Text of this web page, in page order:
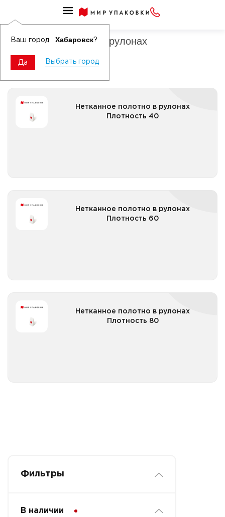
Ваш город Хабаровск?
Да Выбрать город
Нетканное полотно в рулонах
Нетканное полотно в рулонах
Плотность 40
Нетканное полотно в рулонах Плотность 40
Нетканное полотно в рулонах
Плотность 60
Нетканное полотно в рулонах Плотность 60
Нетканное полотно в рулонах
Плотность 80
Нетканное полотно в рулонах Плотность 80
Фильтры
В наличии